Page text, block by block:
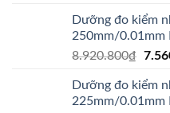
là:
Dưỡng đo kiểm
250mm/
8.920.800₫ Giá
là:
Dưỡng đo kiểm
225mm/